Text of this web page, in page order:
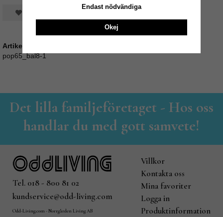
Spara som favorit
Artikelnummer:
pop65_bal8-1
Det lilla familjeföretaget - Hos oss
handlar du med gott samvete!
Tel. 018 - 800 81 02
kundservice@odd-living.com
Odd-Living.com - Norrgården Living AB
Villkor
Kontakta oss
Mina favoriter
Logga in
Produktinformation
Endast nödvändiga
Okej